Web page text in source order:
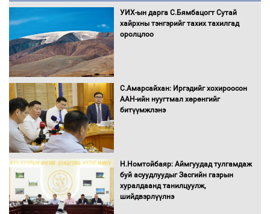
УИХ-ын дарга С.Бямбацогт Сутай
хайрхны тэнгэрийг тахих тахилгад
оролцлоо
С.Амарсайхан: Иргэдийг хохироосон
ААН-ийн нуугтмал хөрөнгийг
битүүмжлэнэ
Н.Номтойбаяр: Аймгуудад тулгамдаж
буй асуудлуудыг Засгийн газрын
хуралдаанд танилцуулж,
шийдвэрлүүлнэ